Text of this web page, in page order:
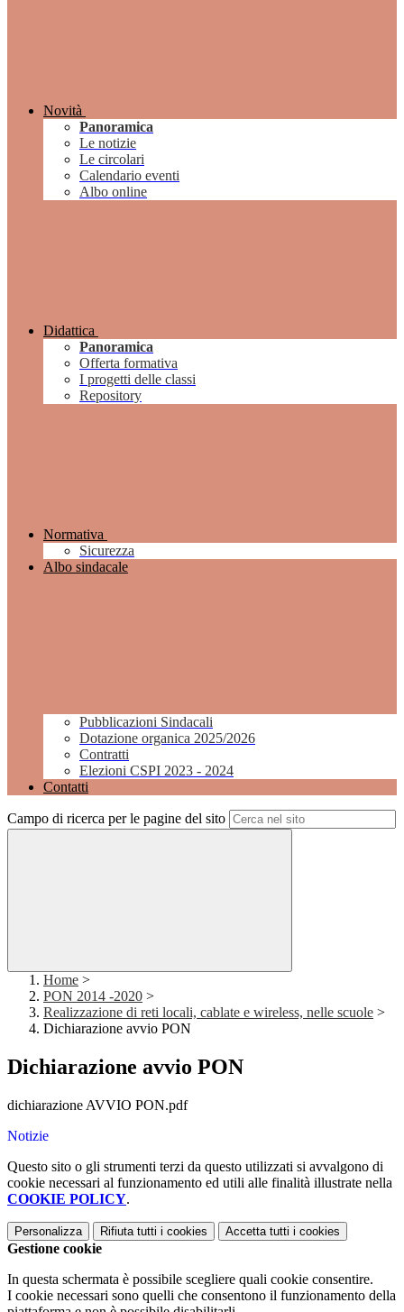
Novità
Panoramica
Le notizie
Le circolari
Calendario eventi
Albo online
Didattica
Panoramica
Offerta formativa
I progetti delle classi
Repository
Normativa
Sicurezza
Albo sindacale
Pubblicazioni Sindacali
Dotazione organica 2025/2026
Contratti
Elezioni CSPI 2023 - 2024
Contatti
Campo di ricerca per le pagine del sito
Home >
PON 2014 -2020 >
Realizzazione di reti locali, cablate e wireless, nelle scuole >
Dichiarazione avvio PON
Dichiarazione avvio PON
dichiarazione AVVIO PON.pdf
Notizie
Questo sito o gli strumenti terzi da questo utilizzati si avvalgono di
cookie necessari al funzionamento ed utili alle finalità illustrate nella
COOKIE POLICY.
Personalizza Rifiuta tutti i cookies Accetta tutti i cookies
Gestione cookie
In questa schermata è possibile scegliere quali cookie consentire.
I cookie necessari sono quelli che consentono il funzionamento della